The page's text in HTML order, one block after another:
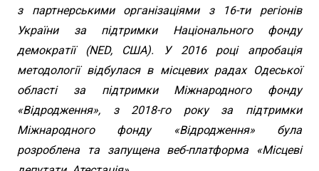
з партнерськими організаціями з 16-ти регіонів
України за підтримки Національного фонду
демократії (NED, США). У 2016 році апробація
методології відбулася в місцевих радах Одеської
області за підтримки Міжнародного фонду
«Відродження», з 2018-го року за підтримки
Міжнародного фонду «Відродження» була
розроблена та запущена веб-платформа «Місцеві